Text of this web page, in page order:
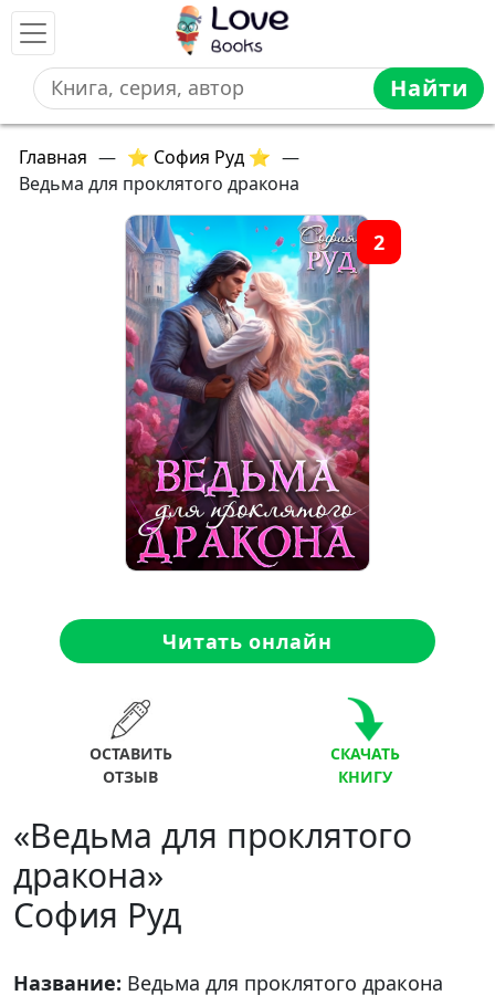
Найти
Главная — ⭐ София Руд ⭐ —
Ведьма для проклятого дракона
2
Читать онлайн
ОСТАВИТЬ
ОТЗЫВ
СКАЧАТЬ
КНИГУ
«Ведьма для проклятого
дракона»
София Руд
Название: Ведьма для проклятого дракона